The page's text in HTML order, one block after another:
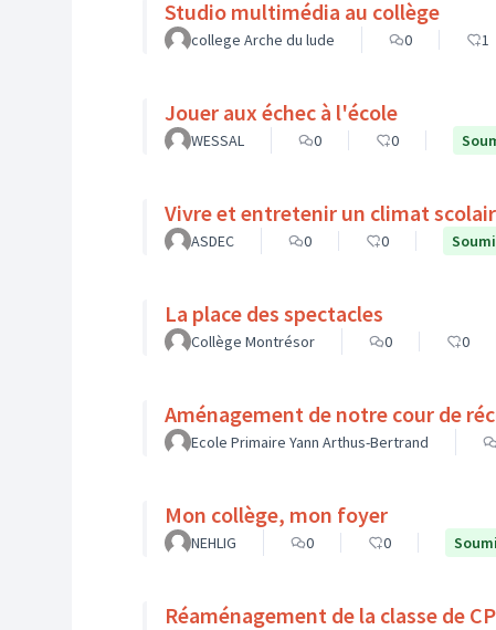
Studio multimédia au collège
college Arche du lude 0 1
Jouer aux échec à l'école
WESSAL 0 0
Vivre et entretenir un climat
ASDEC 0 0
La place des spectacles
Collège Montrésor 0 0
Aménagement de notre cour de
Ecole Primaire Yann Arthus-Bertrand
Mon collège, mon foyer
NEHLIG 0 0
Réaménagement de la classe de CP